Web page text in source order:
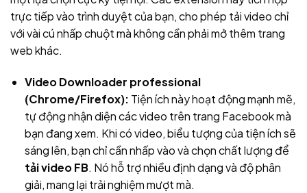
trực tiếp vào trình duyệt của bạn, cho phép tải video chỉ
với vài cú nhấp chuột mà không cần phải mở thêm trang
web khác.
Video Downloader professional
(Chrome/Firefox): Tiện ích này hoạt động mạnh mẽ,
tự động nhận diện các video trên trang Facebook mà
bạn đang xem. Khi có video, biểu tượng của tiện ích sẽ
sáng lên, bạn chỉ cần nhấp vào và chọn chất lượng để
tải video FB. Nó hỗ trợ nhiều định dạng và độ phân
giải, mang lại trải nghiệm mượt mà.